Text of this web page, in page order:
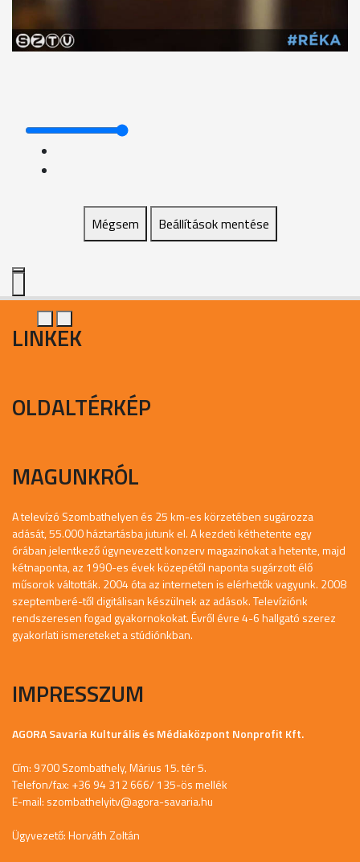
Mégsem Beállítások mentése
LINKEK
OLDALTÉRKÉP
MAGUNKRÓL
A televízó Szombathelyen és 25 km-es körzetében sugározza
adását, 55.000 háztartásba jutunk el. A kezdeti kéthetente egy
órában jelentkező úgynevezett konzerv magazinokat a hetente, majd
kétnaponta, az 1990-es évek közepétől naponta sugárzott élő
műsorok váltották. 2004 óta az interneten is elérhetők vagyunk. 2008
szeptemberé-től digitálisan készülnek az adások. Televíziónk
rendszeresen fogad gyakornokokat. Évről évre 4-6 hallgató szerez
gyakorlati ismereteket a stúdiónkban.
IMPRESSZUM
AGORA Savaria Kulturális és Médiaközpont Nonprofit Kft.
Cím: 9700 Szombathely, Márius 15. tér 5.
Telefon/fax: +36 94 312 666/ 135-ös mellék
E-mail: szombathelyitv@agora-savaria.hu
Ügyvezető: Horváth Zoltán